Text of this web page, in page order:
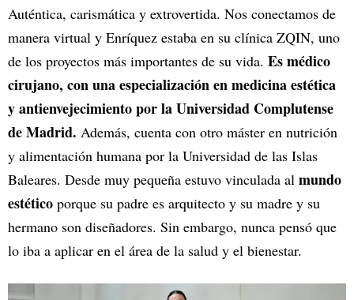
Auténtica, carismática y extrovertida. Nos conectamos de
manera virtual y Enríquez estaba en su clínica ZQIN, uno
de los proyectos más importantes de su vida. Es médico
cirujano, con una especialización en medicina estética
y antienvejecimiento por la Universidad Complutense
de Madrid. Además, cuenta con otro máster en nutrición
y alimentación humana por la Universidad de las Islas
Baleares. Desde muy pequeña estuvo vinculada al mundo
estético porque su padre es arquitecto y su madre y su
hermano son diseñadores. Sin embargo, nunca pensó que
lo iba a aplicar en el área de la salud y el bienestar.